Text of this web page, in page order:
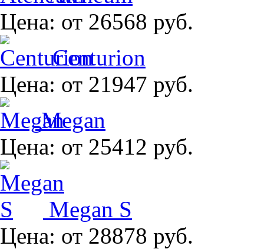
Цена: от 26568 руб.
Centurion
Цена: от 21947 руб.
Megan
Цена: от 25412 руб.
Megan S
Цена: от 28878 руб.